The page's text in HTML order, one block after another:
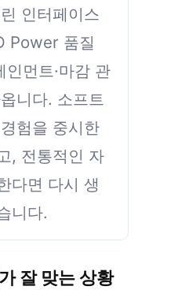
인터페이스
Power 품질
먼트·마감 관
니다. 소프트
험을 중시한
, 전통적인 자
다면 다시 생
니다.
잘 맞는 상황